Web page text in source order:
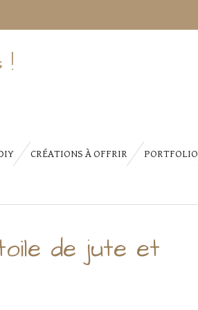
!
CRÉATIONS À OFFRIR PORTFOLIO
de jute et